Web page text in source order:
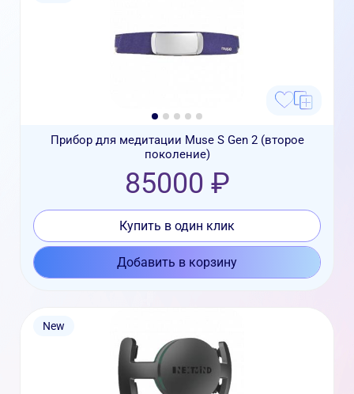
Прибор для медитации Muse S Gen 2 (второе
поколение)
85000 ₽
Купить в один клик
Добавить в корзину
New